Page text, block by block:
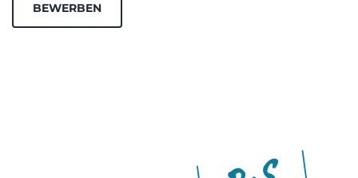
BEWERBEN